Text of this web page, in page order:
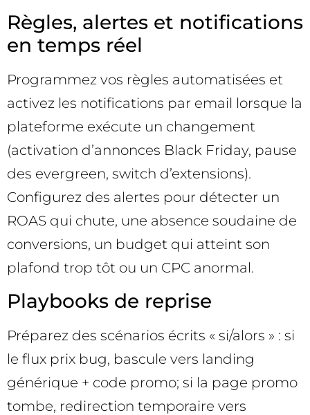
Règles, alertes et notifications
en temps réel
Programmez vos règles automatisées et
activez les notifications par email lorsque la
plateforme exécute un changement
(activation d’annonces Black Friday, pause
des evergreen, switch d’extensions).
Configurez des alertes pour détecter un
ROAS qui chute, une absence soudaine de
conversions, un budget qui atteint son
plafond trop tôt ou un CPC anormal.
Playbooks de reprise
Préparez des scénarios écrits « si/alors » : si
le flux prix bug, bascule vers landing
générique + code promo; si la page promo
tombe, redirection temporaire vers